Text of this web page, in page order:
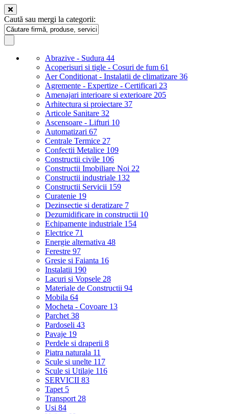
Caută sau mergi la categorii:
Abrazive - Sudura 44
Acoperisuri si tigle - Cosuri de fum 61
Aer Conditionat - Instalatii de climatizare 36
Agremente - Expertize - Certificari 23
Amenajari interioare si exterioare 205
Arhitectura si proiectare 37
Articole Sanitare 32
Ascensoare - Lifturi 10
Automatizari 67
Centrale Termice 27
Confectii Metalice 109
Constructii civile 106
Constructii Imobiliare Noi 22
Constructii industriale 132
Constructii Servicii 159
Curatenie 19
Dezinsectie si deratizare 7
Dezumidificare in constructii 10
Echipamente industriale 154
Electrice 71
Energie alternativa 48
Ferestre 97
Gresie si Faianta 16
Instalatii 190
Lacuri si Vopsele 28
Materiale de Constructii 94
Mobila 64
Mocheta - Covoare 13
Parchet 38
Pardoseli 43
Pavaje 19
Perdele si draperii 8
Piatra naturala 11
Scule si unelte 117
Scule si Utilaje 116
SERVICII 83
Tapet 5
Transport 28
Usi 84